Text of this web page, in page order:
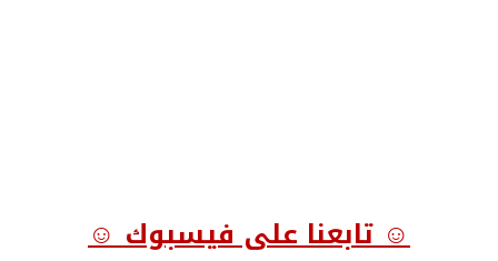
☺ تابعنا على فيسبوك ☺